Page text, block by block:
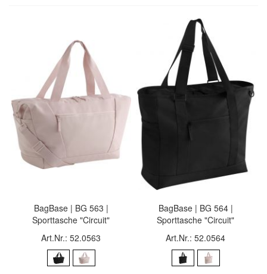
BagBase | BG 563 |
Sporttasche "Circuit"
Art.Nr.: 52.0563
BagBase | BG 564 |
Sporttasche "Circuit"
Art.Nr.: 52.0564